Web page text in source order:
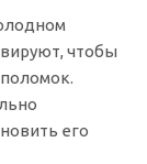
чтобы
его